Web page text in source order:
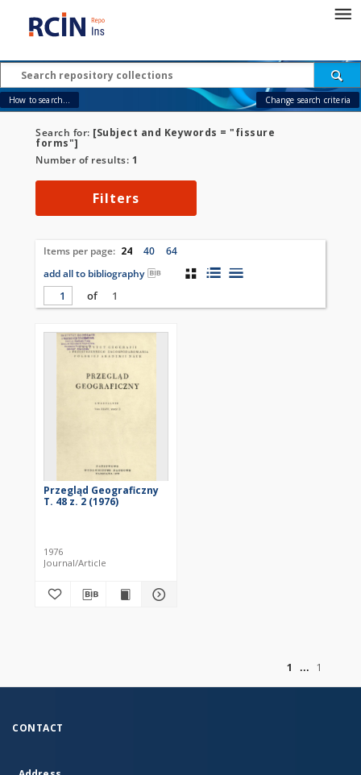
How to search... Change search criteria
Search for: [Subject and Keywords = "fissure
forms"]
Number of results: 1
Filters
Items per page: 24 40
64
add all to bibliography
of
1
Przegląd Geograficzny
T. 48 z. 2 (1976)
1976
Journal/Article
1
1
CONTACT